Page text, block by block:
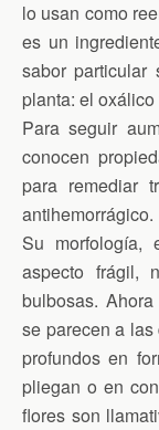
lo usan como
es un
sabor
planta: el
Para seguir
conocen
para remediar
antihemorrágico.
Su morfología,
aspecto
bulbosas.
se parecen a
profundos en
pliegan o en
flores son